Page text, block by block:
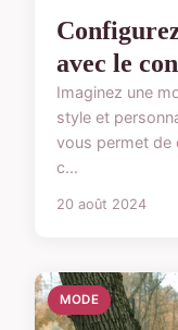
avec le
Imaginez une
style et
vous permet de
c...
20 août 2024
MODE